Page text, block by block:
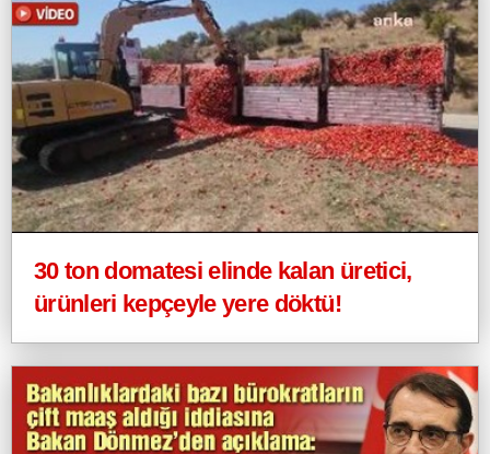
30 ton domatesi elinde kalan üretici,
ürünleri kepçeyle yere döktü!